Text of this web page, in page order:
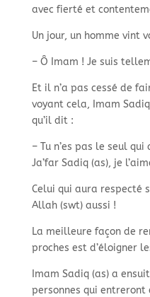
avec fierté et
Un jour, un homme vint
– Ô Imam ! Je suis
Et il n’a pas cessé de
voyant cela, Imam
qu’il dit :
– Tu n’es pas le seul
Ja’far Sadiq (as), je
Celui qui aura respecté
Allah (swt) aussi !
La meilleure façon de
proches est d’éloigner
Imam Sadiq (as) a
personnes qui entreront